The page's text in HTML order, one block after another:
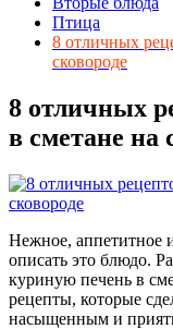
Птица
8 отличных
сковороде
8 отличных
в сметане на
Нежное, аппетитное
описать это блюдо.
куриную печень в
рецепты, которые
насыщенным и